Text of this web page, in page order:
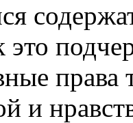
это
права
и